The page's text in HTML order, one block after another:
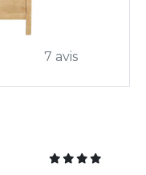
7 avis